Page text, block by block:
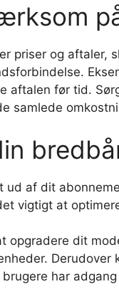
priser og aftaler,
aftalen før tid.
samlede
ud af dit
vigtigt at
opgradere dit
har